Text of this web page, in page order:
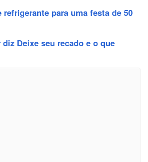
para uma festa de 50
Deixe seu recado e o que